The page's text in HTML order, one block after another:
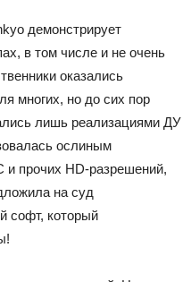
демонстрирует
в том числе и не очень
оказались
многих, но до сих пор
лишь реализациями ДУ
ослиным
и прочих HD-разрешений,
на суд
софт, который